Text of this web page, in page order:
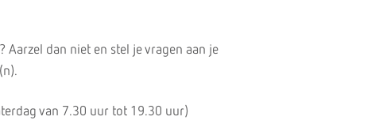
Aarzel dan niet en stel je vragen aan je
van 7.30 uur tot 19.30 uur)